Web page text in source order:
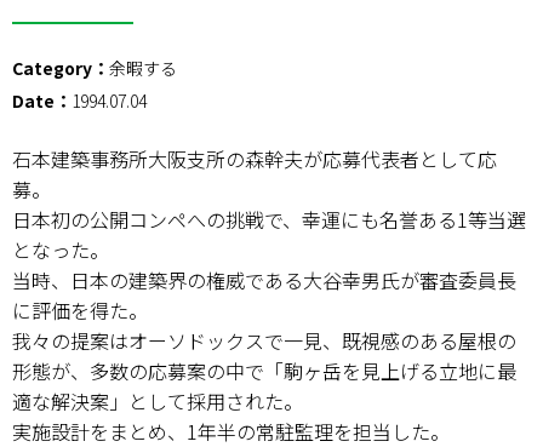
Category： 余暇する
Date： 1994.07.04
石本建築事務所大阪支所の森幹夫が応募代表者として応
募。
日本初の公開コンペへの挑戦で、幸運にも名誉ある1等当選
となった。
当時、日本の建築界の権威である大谷幸男氏が審査委員長
に評価を得た。
我々の提案はオーソドックスで一見、既視感のある屋根の
形態が、多数の応募案の中で「駒ヶ岳を見上げる立地に最
適な解決案」として採用された。
実施設計をまとめ、1年半の常駐監理を担当した。